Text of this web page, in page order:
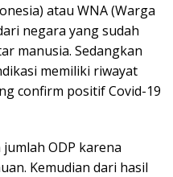
atau WNA (Warga
negara yang sudah
manusia. Sedangkan
memiliki riwayat
confirm positif Covid-19
ODP karena
Kemudian dari hasil